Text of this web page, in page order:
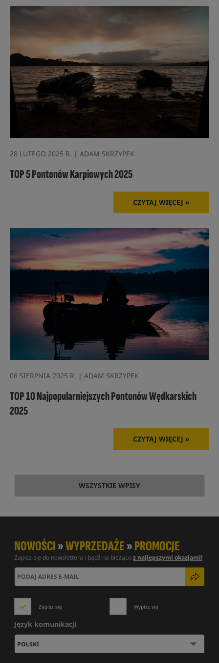
28 LUTEGO 2025 R. | ADAM SKRZYPEK
TOP 5 Pontonów Karpiowych 2025
CZYTAJ WIĘCEJ »
08 SIERPNIA 2025 R. | ADAM SKRZYPEK
TOP 10 Najpopularniejszych Pontonów Wędkarskich
2025
CZYTAJ WIĘCEJ »
WSZYSTKIE WPISY
NOWOŚCI»WYPRZEDAŻE»PROMOCJE
Zapisz się do newslettera i bądź na bieżącoz najlepszymi okazjami!
Zapisz się Wypisz się
Język komunikacji